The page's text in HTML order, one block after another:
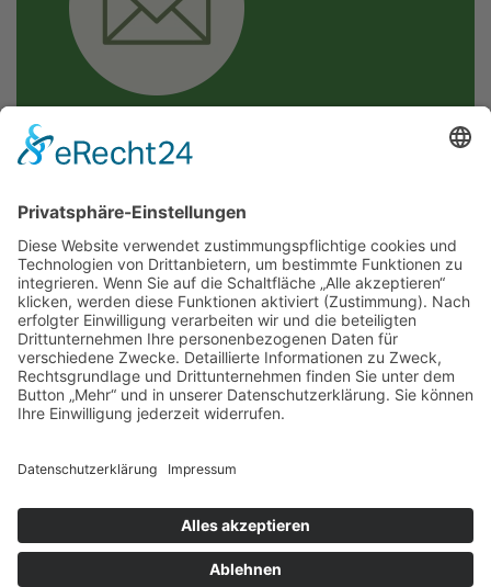
Mail: moselkern@vgcochem.de
Wir freuen uns auf Ihre
Nachricht!